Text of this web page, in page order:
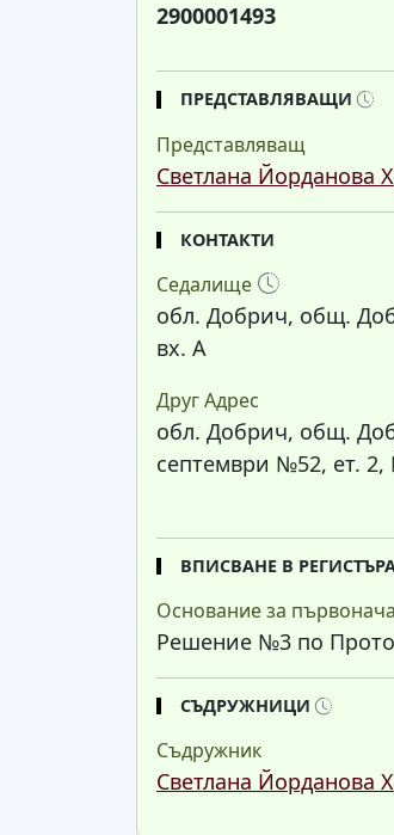
2900001493
ПРЕДСТАВЛЯВАЩИ
Представляващ
Светлана Йорданова
КОНТАКТИ
Седалище
обл. Добрич, общ.
вх. А
Друг Адрес
обл. Добрич, общ.
септември №52, ет.
ВПИСВАНЕ В
Основание за
Решение №3 по
СЪДРУЖНИЦИ
Съдружник
Светлана Йорданова